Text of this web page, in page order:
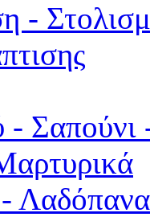
-
- Σαπούνι